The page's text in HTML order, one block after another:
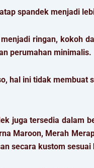
spandek menjadi
ringan, kokoh
perumahan minimalis.
hal ini tidak membuat
juga tersedia dalam
Maroon, Merah
secara kustom